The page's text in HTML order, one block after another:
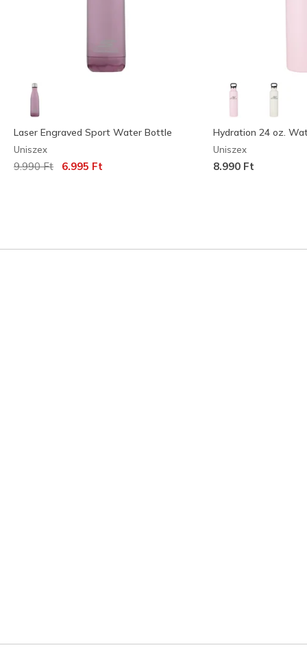
Laser Engraved Sport Water Bottle
Uniszex
Az ár a következőhöz képest csökkent:
9.990 Ft címzett:
6.995 Ft
Hydration 24 oz.
Uniszex
8.990 Ft